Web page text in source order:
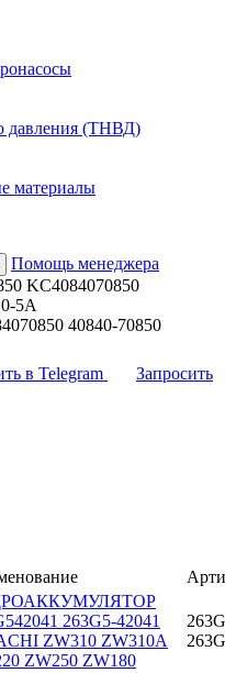
давления (ТНВД)
материалы
Помощь менеджера
KC4084070850
5A
40840-70850
в Telegram
Запросить
263G5-42041
ZW310 ZW310A
ZW250 ZW180